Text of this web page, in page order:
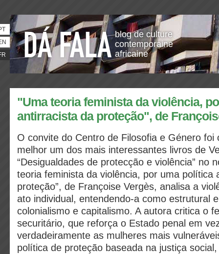
blog de culture
contemporaine
africaine
"Uma teoria feminista da violência,
antirracista da proteção", de
O convite do Centro de Filosofia e Género foi
melhor um dos mais interessantes livros de
“Desigualdades de protecção e violência” no
teoria feminista da violência, por uma política
proteção”, de Françoise Vergès, analisa a
ato individual, entendendo-a como estrutural
colonialismo e capitalismo. A autora critica o
securitário, que reforça o Estado penal em
verdadeiramente as mulheres mais
política de proteção baseada na justiça